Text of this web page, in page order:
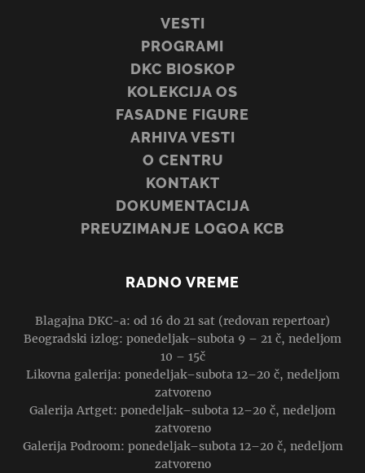
VESTI
PROGRAMI
DKC BIOSKOP
KOLEKCIJA OS
FASADNE FIGURE
ARHIVA VESTI
O CENTRU
KONTAKT
DOKUMENTACIJA
PREUZIMANJE LOGOA KCB
RADNO VREME
Blagajna DKC-a: od 16 do 21 sat (redovan repertoar)
Beogradski izlog: ponedeljak–subota 9 – 21 č, nedeljom
10 – 15č
Likovna galerija: ponedeljak–subota 12–20 č, nedeljom
zatvoreno
Galerija Artget: ponedeljak–subota 12–20 č, nedeljom
zatvoreno
Galerija Podroom: ponedeljak–subota 12–20 č, nedeljom
zatvoreno